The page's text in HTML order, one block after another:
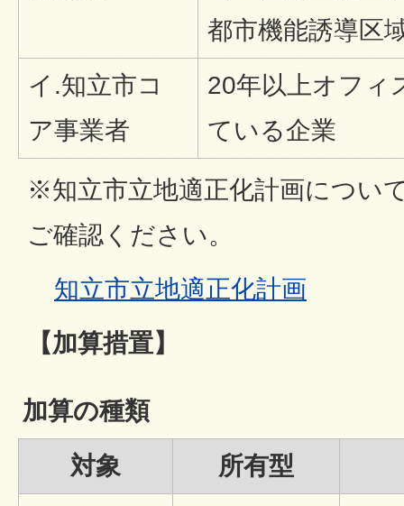
都市機能誘導区
イ.知立市コ
ア事業者
20年以上オフィ
ている企業
※知立市立地適正化計画につい
ご確認ください。
知立市立地適正化計画
【加算措置】
加算の種類
対象
所有型